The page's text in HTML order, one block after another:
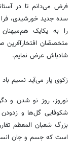
فرض می‌دانم تا در
را به یکایک
متخصصّان افتخارآفرین
شادباش عرض نمایم.
زکوی یار می‌آید نسیم
نوروز، روز نو شدن و
شکوفایی گل‌ها و
بزرگ شعبان المعظم
است که جسم و جان